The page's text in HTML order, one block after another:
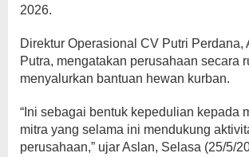
2026.
Direktur Operasional CV Putri Perdana,
Putra, mengatakan perusahaan secara
menyalurkan bantuan hewan kurban.
“Ini sebagai bentuk kepedulian kepada
mitra yang selama ini mendukung
perusahaan,” ujar Aslan, Selasa (25/5/